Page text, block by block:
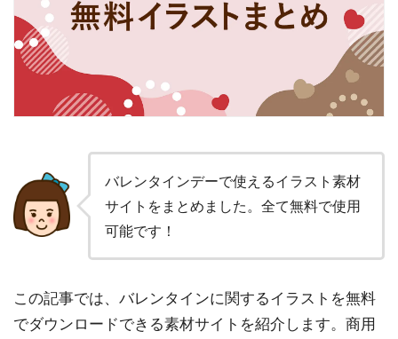
バレンタインデーで使えるイラスト素材
サイトをまとめました。全て無料で使用
可能です！
この記事では、バレンタインに関するイラストを無料
でダウンロードできる素材サイトを紹介します。商用